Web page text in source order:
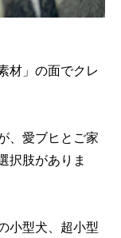
材」の面でクレ
、愛ブヒとご家
択肢がありま
小型犬、超小型